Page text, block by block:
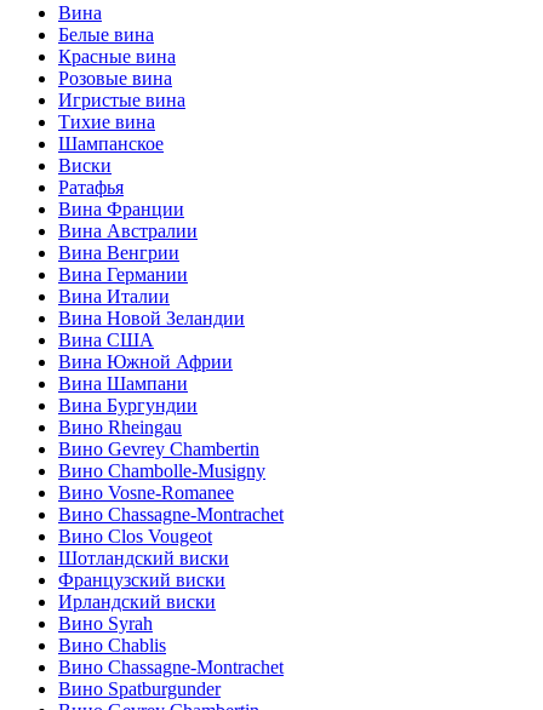
Вина
Белые вина
Красные вина
Розовые вина
Игристые вина
Тихие вина
Шампанское
Виски
Ратафья
Вина Франции
Вина Австралии
Вина Венгрии
Вина Германии
Вина Италии
Вина Новой Зеландии
Вина США
Вина Южной Африи
Вина Шампани
Вина Бургундии
Вино Rheingau
Вино Gevrey Chambertin
Вино Chambolle-Musigny
Вино Vosne-Romanee
Вино Chassagne-Montrachet
Вино Clos Vougeot
Шотландский виски
Французский виски
Ирландский виски
Вино Syrah
Вино Chablis
Вино Chassagne-Montrachet
Вино Spatburgunder